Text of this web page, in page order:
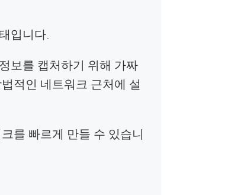
입니다.
보를 캡처하기 위해 가짜
적인 네트워크 근처에 설
를 빠르게 만들 수 있습니